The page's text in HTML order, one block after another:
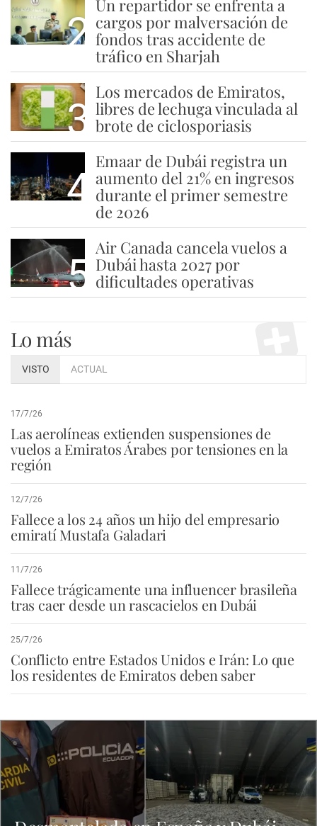
2
Un repartidor se enfrenta a
cargos por malversación de
fondos tras accidente de
tráfico en Sharjah
3
Los mercados de Emiratos,
libres de lechuga vinculada al
brote de ciclosporiasis
4
Emaar de Dubái registra un
aumento del 21% en ingresos
durante el primer semestre
de 2026
5
Air Canada cancela vuelos a
Dubái hasta 2027 por
dificultades operativas
Lo más
VISTO ACTUAL
17/7/26
Las aerolíneas extienden suspensiones de
vuelos a Emiratos Árabes por tensiones en la
región
12/7/26
Fallece a los 24 años un hijo del empresario
emiratí Mustafa Galadari
11/7/26
Fallece trágicamente una influencer brasileña
tras caer desde un rascacielos en Dubái
25/7/26
Conflicto entre Estados Unidos e Irán: Lo que
los residentes de Emiratos deben saber